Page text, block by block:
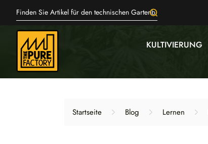
KULTIVIERUNG
Startseite Blog Lernen